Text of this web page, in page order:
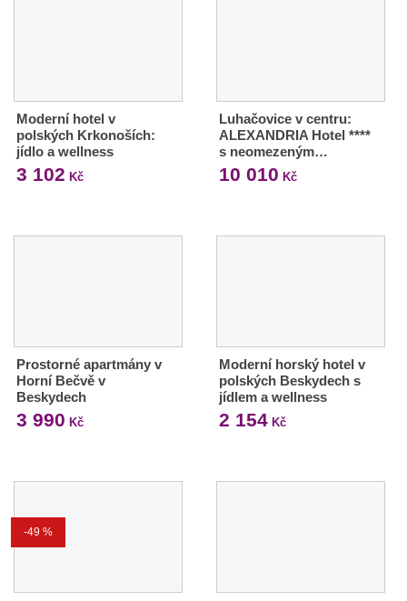
Moderní hotel v
polských Krkonoších:
jídlo a wellness
3 102 Kč
Luhačovice v centru:
ALEXANDRIA Hotel ****
s neomezeným…
10 010 Kč
Prostorné apartmány v
Horní Bečvě v
Beskydech
3 990 Kč
Moderní horský hotel v
polských Beskydech s
jídlem a wellness
2 154Kč
-49 %